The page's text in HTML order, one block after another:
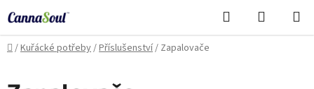
na
obsah
Hledat
KOŠÍK
Domů
/Kuřácké potřeby/Příslušenství/ Zapalovače
Cannasoul Asistent